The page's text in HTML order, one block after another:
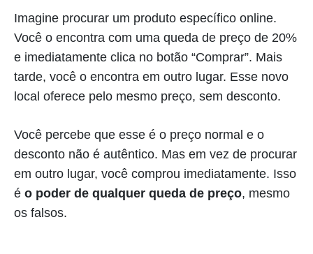
Imagine procurar um produto específico online.
Você o encontra com uma queda de preço de 20%
e imediatamente clica no botão “Comprar”. Mais
tarde, você o encontra em outro lugar. Esse novo
local oferece pelo mesmo preço, sem desconto.
Você percebe que esse é o preço normal e o
desconto não é autêntico. Mas em vez de procurar
em outro lugar, você comprou imediatamente. Isso
é o poder de qualquer queda de preço, mesmo
os falsos.